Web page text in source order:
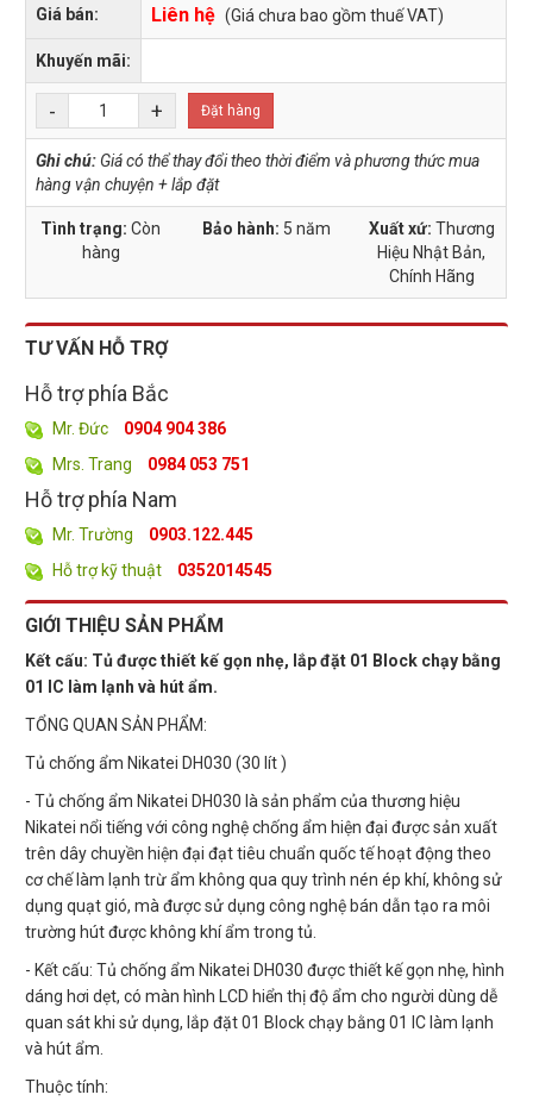
Giá bán: Liên hệ (Giá chưa bao gồm thuế VAT)
Khuyến mãi:
- + Đặt hàng
Ghi chú: Giá có thể thay đổi theo thời điểm và phương thức mua
hàng vận chuyện + lắp đặt
Tình trạng:Còn
hàng
Bảo hành: 5 năm Xuất xứ: Thương
Hiệu Nhật Bản,
Chính Hãng
TƯ VẤN HỖ TRỢ
Hỗ trợ phía Bắc
Mr. Đức
0904 904 386
Mrs. Trang
0984 053 751
Hỗ trợ phía Nam
Mr. Trường
0903.122.445
Hỗ trợ kỹ thuật
0352014545
GIỚI THIỆU SẢN PHẨM
Kết cấu: Tủ được thiết kế gọn nhẹ, lắp đặt 01 Block chạy bằng
01 IC làm lạnh và hút ẩm.
TỔNG QUAN SẢN PHẨM:
Tủ chống ẩm Nikatei DH030 (30 lít )
- Tủ chống ẩm Nikatei DH030 là sản phẩm của thương hiệu
Nikatei nổi tiếng với công nghệ chống ẩm hiện đại được sản xuất
trên dây chuyền hiện đại đạt tiêu chuẩn quốc tế hoạt động theo
cơ chế làm lạnh trừ ẩm không qua quy trình nén ép khí, không sử
dụng quạt gió, mà được sử dụng công nghệ bán dẫn tạo ra môi
trường hút được không khí ẩm trong tủ.
- Kết cấu: Tủ chống ẩm Nikatei DH030 được thiết kế gọn nhẹ, hình
dáng hơi dẹt, có màn hình LCD hiển thị độ ẩm cho người dùng dễ
quan sát khi sử dụng, lắp đặt 01 Block chạy bằng 01 IC làm lạnh
và hút ẩm.
Thuộc tính: